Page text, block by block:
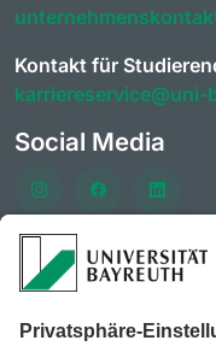
Kontakt für
karriereservice@uni-
Social Media
Häufig besuchte
AlumniPortal der